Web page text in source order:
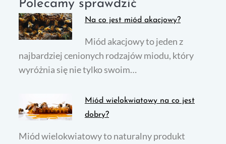
Polecamy sprawdzić
Na co jest miód akacjowy?
Miód akacjowy to jeden z
najbardziej cenionych rodzajów miodu, który
wyróżnia się nie tylko swoim…
Miód wielokwiatowy na co jest
dobry?
Miód wielokwiatowy to naturalny produkt